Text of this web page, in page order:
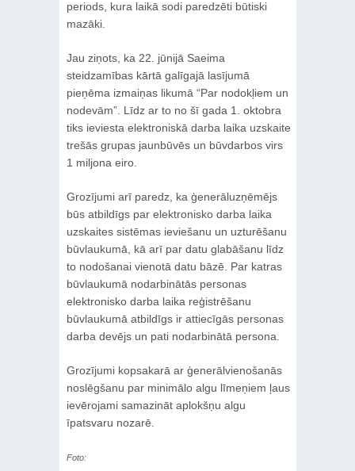
periods, kura laikā sodi paredzēti būtiski
mazāki.
Jau ziņots, ka 22. jūnijā Saeima
steidzamības kārtā galīgajā lasījumā
pieņēma izmaiņas likumā “Par nodokļiem un
nodevām”. Līdz ar to no šī gada 1. oktobra
tiks ieviesta elektroniskā darba laika uzskaite
trešās grupas jaunbūvēs un būvdarbos virs
1 miljona eiro.
Grozījumi arī paredz, ka ģenerāluzņēmējs
būs atbildīgs par elektronisko darba laika
uzskaites sistēmas ieviešanu un uzturēšanu
būvlaukumā, kā arī par datu glabāšanu līdz
to nodošanai vienotā datu bāzē. Par katras
būvlaukumā nodarbinātās personas
elektronisko darba laika reģistrēšanu
būvlaukumā atbildīgs ir attiecīgās personas
darba devējs un pati nodarbinātā persona.
Grozījumi kopsakarā ar ģenerālvienošanās
noslēgšanu par minimālo algu līmeņiem ļaus
ievērojami samazināt aplokšņu algu
īpatsvaru nozarē.
Foto: